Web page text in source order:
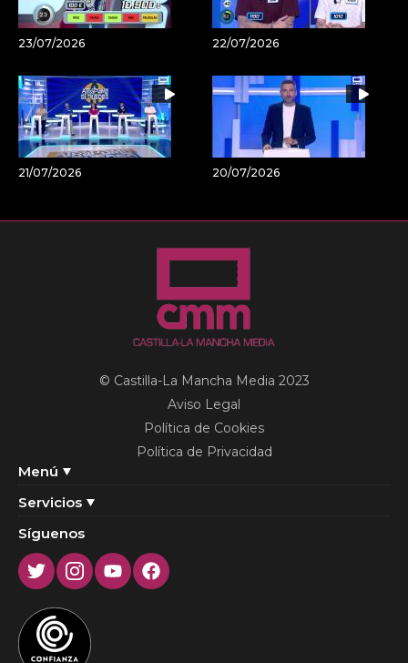
23/07/2026 22/07/2026
21/07/2026 20/07/2026
Menú
Servicios
© Castilla-La Mancha Media 2023
Aviso Legal
Política de Cookies
Política de Privacidad
Síguenos
TwitterInstagram
YoutubeFacebook